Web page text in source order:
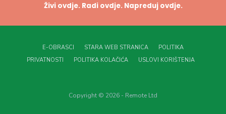
Živi ovdje. Radi ovdje. Napreduj ovdje.
E-OBRASCI STARA WEB STRANICA
POLITIKA
PRIVATNOSTI
POLITIKA KOLAČIĆA USLOVI KORIŠTENJA
Copyright © 2026 - Remote Ltd